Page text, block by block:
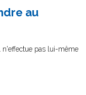
au
n'effectue pas lui-même